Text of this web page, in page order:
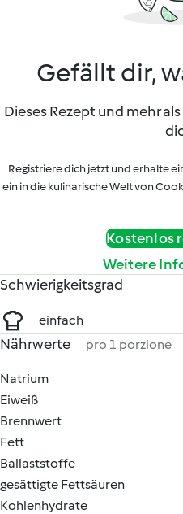
Gefällt dir,
Dieses Rezept und mehr
Registriere dich jetzt und erhalte
ein in die kulinarische Welt von
Kostenlos
Weitere
Schwierigkeitsgrad
einfach
Nährwerte pro 1 porzione
Natrium
Eiweiß
Brennwert
Fett
Ballaststoffe
gesättigte Fettsäuren
Kohlenhydrate